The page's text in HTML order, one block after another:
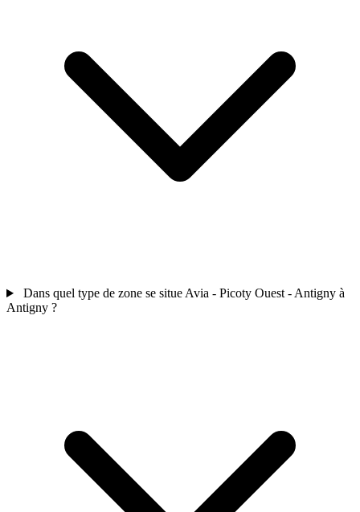
Dans quel type de zone se situe Avia - Picoty Ouest - Antigny à
Antigny ?